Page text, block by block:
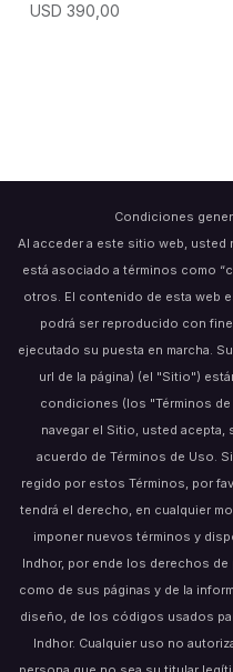
USD 390,00
Condiciones
Al acceder a este sitio web, usted
está asociado a términos como
otros. El contenido de esta web
podrá ser reproducido con
ejecutado su puesta en marcha.
url de la página) (el "Sitio")
condiciones (los "Términos
navegar el Sitio, usted
acuerdo de Términos de Uso.
regido por estos Términos, por
tendrá el derecho, en cualquier
imponer nuevos términos y
Indhor, por ende los derechos
como de sus páginas y de la
diseño, de los códigos usados
Indhor. Cualquier uso no